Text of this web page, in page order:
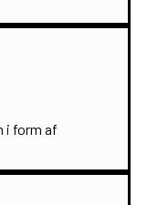
i form af